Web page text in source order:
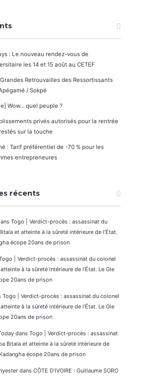
: Le nouveau rendez-vous de
les 14 et 15 août au CETEF
Retrouvailles des Ressortissants
/ Sokpé
Wow… quel peuple ?
privés autorisés pour la rentrée
sur la touche
: Tarif préférentiel de -70 % pour les
entrepreneures
récents
Togo | Verdict-procès : assassinat du
et atteinte à la sûreté intérieure de l’État.
écope 20ans de prison
| Verdict-procès : assassinat du colonel
à la sûreté intérieure de l’État. Le Gle
20ans de prison
Togo | Verdict-procès : assassinat du colonel
à la sûreté intérieure de l’État. Le Gle
20ans de prison
dans Togo | Verdict-procès : assassinat
Bitala et atteinte à la sûreté intérieure de
écope 20ans de prison
dans CÔTE D’IVOIRE : Guillaume SORO